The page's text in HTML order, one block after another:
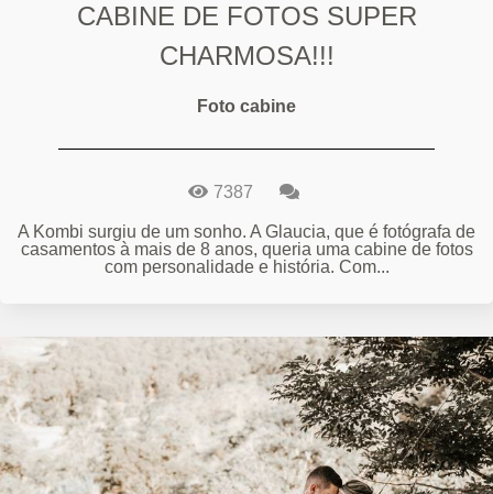
CABINE DE FOTOS SUPER
CHARMOSA!!!
Foto cabine
7387
A Kombi surgiu de um sonho. A Glaucia, que é fotógrafa de
casamentos à mais de 8 anos, queria uma cabine de fotos
com personalidade e história. Com...